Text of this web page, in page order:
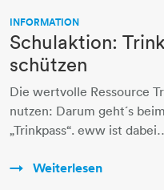
INFORMATION
Schulaktion:
schützen
Die wertvolle Ressource
nutzen: Darum geht´s
„Trinkpass“. eww ist
Weiterlesen